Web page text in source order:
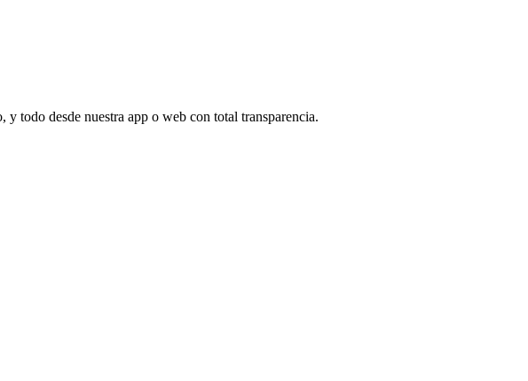
todo desde nuestra app o web con total transparencia.